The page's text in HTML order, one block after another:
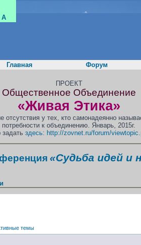
А
Главная Форум
ПРОЕКТ
Общественное Объединение
«Живая Этика»
отсутствия у тех, кто самонадеянно
потребности к объединению. Январь, 2015г.
задатьздесь: http://zovnet.ru/forum/
«Судьба идей и
темы